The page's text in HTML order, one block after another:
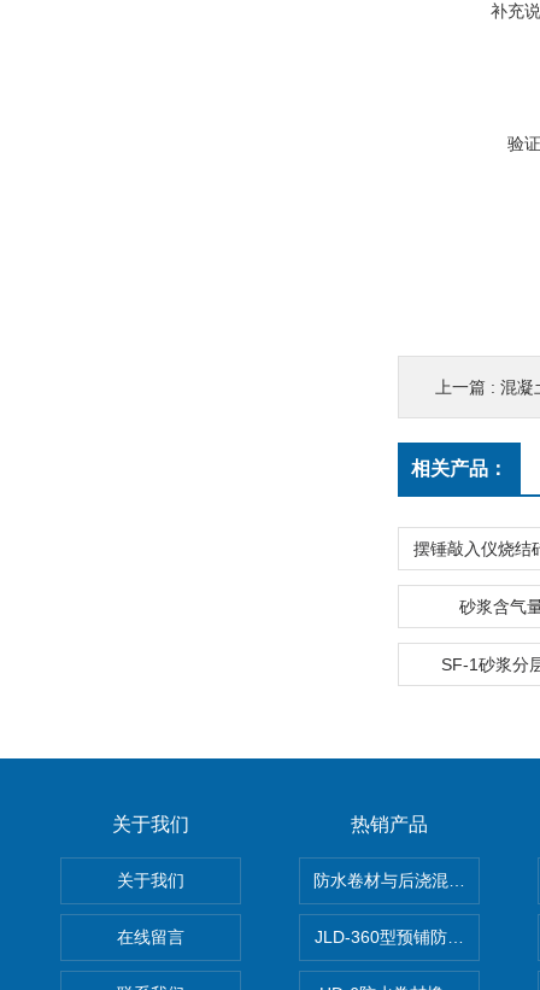
补充
验
上一篇 : 混凝
相关产品：
砂浆含气
SF-1砂浆分
关于我们
关于我们
在线留言
热销产品
防水卷材与后浇混凝土剥离强
JLD-360型预铺防水卷材抗冲